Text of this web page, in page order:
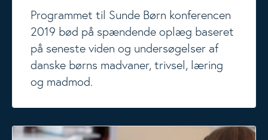
Programmet til Sunde Børn konferencen
2019 bød på spændende oplæg baseret
på seneste viden og undersøgelser af
danske børns madvaner, trivsel, læring
og madmod.
Sunde Børn konferencen 2018